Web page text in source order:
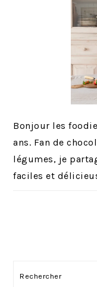
Bonjour les
ans. Fan de
légumes, je
faciles et
Rechercher